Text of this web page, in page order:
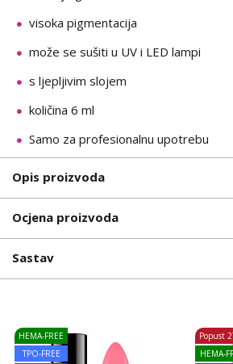
visoka pigmentacija
može se sušiti u UV i LED lampi
s ljepljivim slojem
količina 6 ml
Samo za profesionalnu upotrebu
Opis proizvoda
Ocjena proizvoda
Sastav
HEMA-FREE
TPO-FREE
Popust
HEMA-